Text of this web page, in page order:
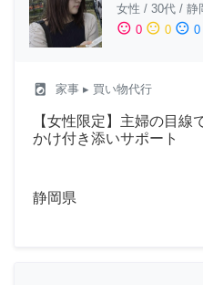
女性 / 30代 / 静
sentiment_satisfied 0 sentiment_neutral 0 sentiment_dissatisfied 0
local_laundry_service 家事 ▸ 買い物代行
【女性限定】主婦の目線
かけ付き添いサポート
静岡県